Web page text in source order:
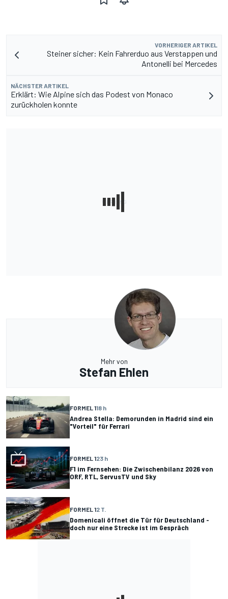
VORHERIGER ARTIKEL
Steiner sicher: Kein Fahrerduo aus Verstappen und
Antonelli bei Mercedes
NÄCHSTER ARTIKEL
Erklärt: Wie Alpine sich das Podest von Monaco
zurückholen konnte
Mehr von
Stefan Ehlen
FORMEL 118 h
Andrea Stella: Demorunden in Madrid sind ein
"Vorteil" für Ferrari
FORMEL 123 h
F1 im Fernsehen: Die Zwischenbilanz 2026 von
ORF, RTL, ServusTV und Sky
FORMEL 12 T.
Domenicali öffnet die Tür für Deutschland -
doch nur eine Strecke ist im Gespräch